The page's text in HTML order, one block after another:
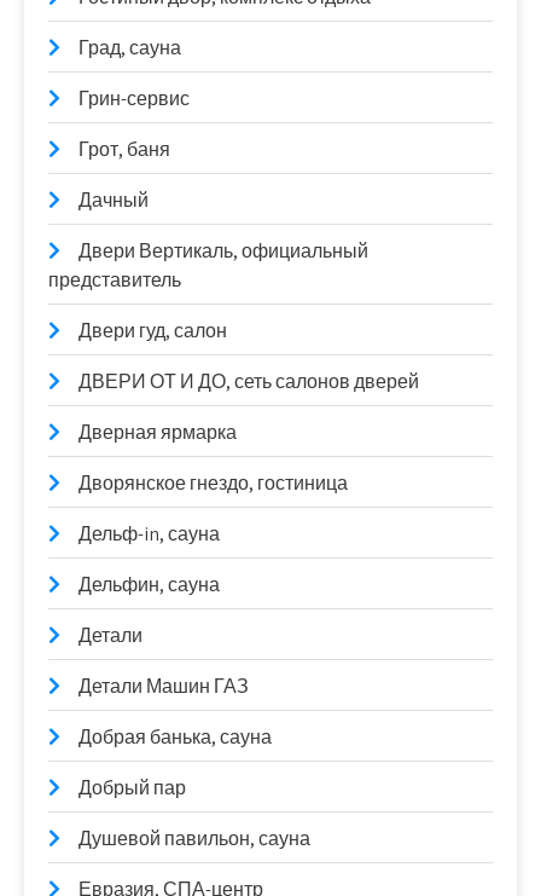
Град, сауна
Грин-сервис
Грот, баня
Дачный
Двери Вертикаль, официальный
представитель
Двери гуд, салон
ДВЕРИ ОТ И ДО, сеть салонов дверей
Дверная ярмарка
Дворянское гнездо, гостиница
Дельф-in, сауна
Дельфин, сауна
Детали
Детали Машин ГАЗ
Добрая банька, сауна
Добрый пар
Душевой павильон, сауна
Евразия, СПА-центр